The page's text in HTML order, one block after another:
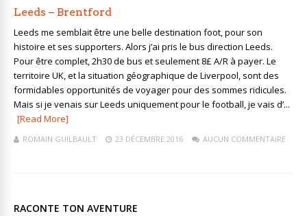
Leeds – Brentford
Leeds me semblait être une belle destination foot, pour son
histoire et ses supporters. Alors j’ai pris le bus direction Leeds.
Pour être complet, 2h30 de bus et seulement 8£ A/R à payer. Le
territoire UK, et la situation géographique de Liverpool, sont des
formidables opportunités de voyager pour des sommes ridicules.
Mais si je venais sur Leeds uniquement pour le football, je vais d’...
[Read More]
ROMAIN GUILBAULT 23 DÉCEMBRE 2016 AUCUN COMMENTAIRE
RACONTE TON AVENTURE